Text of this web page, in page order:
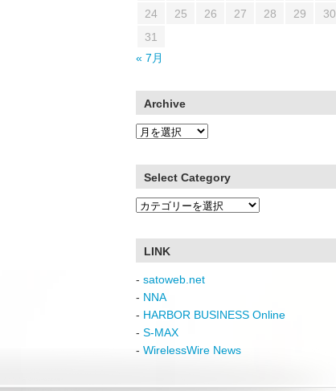
24
25 26 27 28 29
30
31
« 7月
Archive
Archive
Select Category
Select
LINK
- satoweb.net
- NNA
- HARBOR BUSINESS Online
- S-MAX
- WirelessWire News